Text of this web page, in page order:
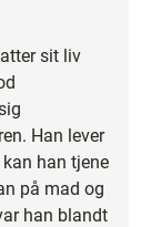
sit liv
Han lever
han tjene
på mad og
han blandt